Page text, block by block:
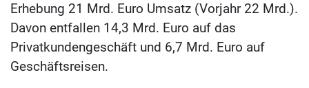
Erhebung 21 Mrd. Euro Umsatz (Vorjahr 22 Mrd.).
Davon entfallen 14,3 Mrd. Euro auf das
Privatkundengeschäft und 6,7 Mrd. Euro auf
Geschäftsreisen.